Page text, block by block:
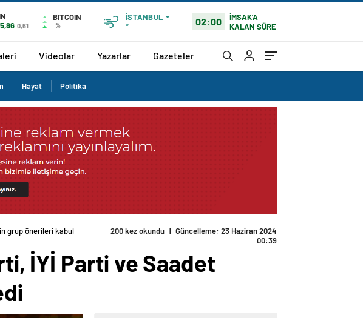
0,61
BITCOIN
%
İSTANBUL
°
02:00
İMSAK'A
KALAN SÜRE
Videolar Yazarlar Gazeteler
Hayat Politika
grup önerileri kabul
200 kez okundu | Güncelleme: 23 Haziran 2024
00:39
İYİ Parti ve Saadet